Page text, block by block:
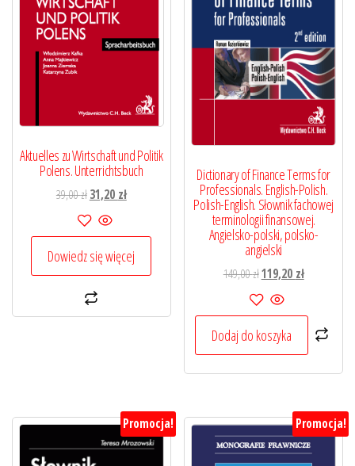
Aktuelles zu Wirtschaft und Politik
Polens. Unterrichtsbuch
39,00złPierwotna
cena
wynosiła:
39,00 zł.
31,20 złAktualna
31,20 zł.
Dowiedz się więcej
Dictionary of Finance Terms for
Professionals. English-Polish.
Polish-English. Słownik fachowej
terminologii finansowej.
Angielsko-polski, polsko-
angielski
149,00złPierwotna
cena
wynosiła:
149,00 zł.
119,20 złAktualna
119,20 zł.
Dodaj do koszyka
Promocja! Promocja!